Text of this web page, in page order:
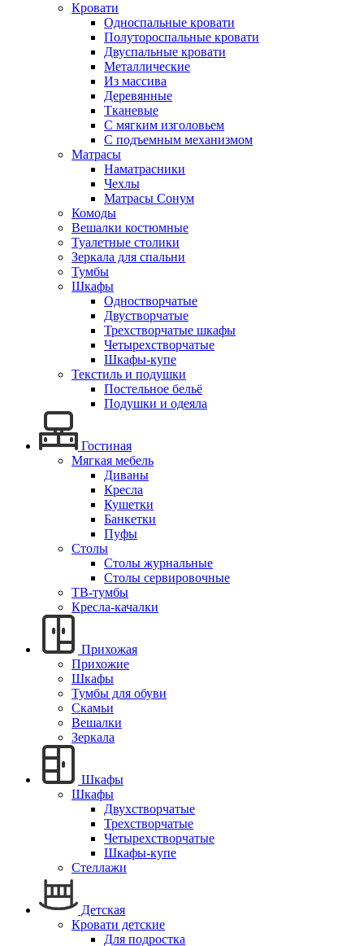
Кровати
Односпальные кровати
Полутороспальные кровати
Двуспальные кровати
Металлические
Из массива
Деревянные
Тканевые
С мягким изголовьем
С подъемным механизмом
Матрасы
Наматрасники
Чехлы
Матрасы Сонум
Комоды
Вешалки костюмные
Туалетные столики
Зеркала для спальни
Тумбы
Шкафы
Одностворчатые
Двустворчатые
Трехстворчатые шкафы
Четырехстворчатые
Шкафы-купе
Текстиль и подушки
Постельное бельё
Подушки и одеяла
Гостиная
Мягкая мебель
Диваны
Кресла
Кушетки
Банкетки
Пуфы
Столы
Столы журнальные
Столы сервировочные
ТВ-тумбы
Кресла-качалки
Прихожая
Прихожие
Шкафы
Тумбы для обуви
Скамьи
Вешалки
Зеркала
Шкафы
Шкафы
Двухстворчатые
Трехстворчатые
Четырехстворчатые
Шкафы-купе
Стеллажи
Детская
Кровати детские
Для подростка